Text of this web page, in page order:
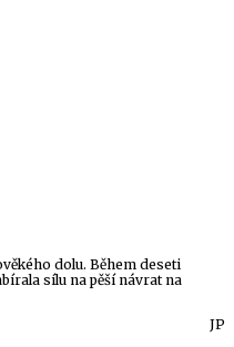
dolu. Během deseti
sílu na pěší návrat na
JP